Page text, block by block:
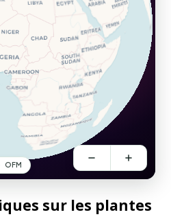
sur les plantes